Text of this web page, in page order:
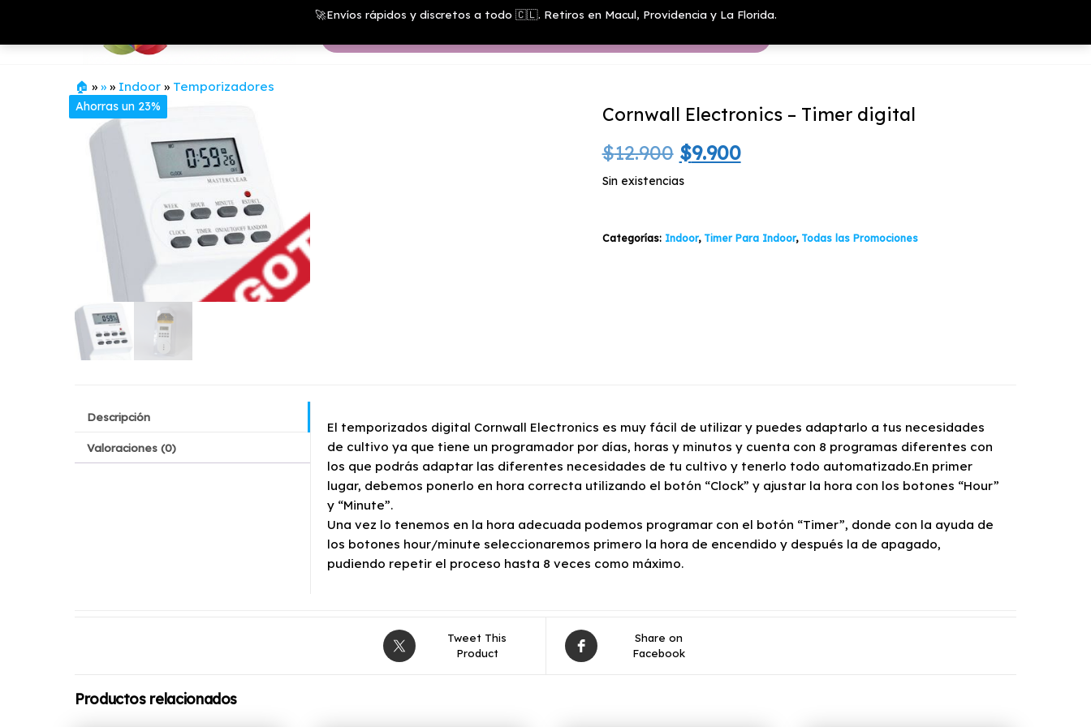
contenido
🚀Envíos rápidos y discretos a todo 🇨🇱. Retiros en Macul, Providencia y La Florida.
Growshop
& LED
🏠 » » » Indoor » Temporizadores
Ahorras un 23% Cornwall Electronics – Timer digital
$12.900 El
precio
era:
$9.900El
es:
Sin existencias
Categorías: Indoor, Timer Para Indoor, Todas las Promociones
Descripción
Valoraciones (0)
El temporizados digital Cornwall Electronics es muy fácil de utilizar y puedes adaptarlo a tus necesidades
de cultivo ya que tiene un programador por días, horas y minutos y cuenta con 8 programas diferentes con
los que podrás adaptar las diferentes necesidades de tu cultivo y tenerlo todo automatizado.En primer
lugar, debemos ponerlo en hora correcta utilizando el botón “Clock” y ajustar la hora con los botones “Hour”
y “Minute”.
Una vez lo tenemos en la hora adecuada podemos programar con el botón “Timer”, donde con la ayuda de
los botones hour/minute seleccionaremos primero la hora de encendido y después la de apagado,
pudiendo repetir el proceso hasta 8 veces como máximo.
Tweet This
Product
Share on
Facebook
Productos relacionados